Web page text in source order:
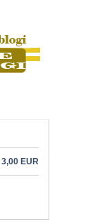
3,00 EUR